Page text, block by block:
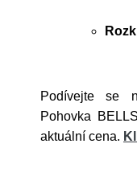
Podívejte se
Pohovka
aktuální cena.